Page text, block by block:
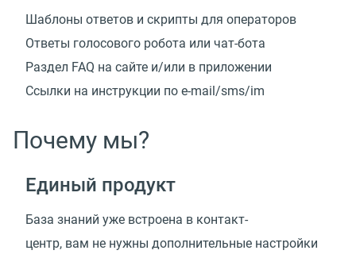
Шаблоны ответов и скрипты для операторов
Ответы голосового робота или чат-бота
Раздел FAQ на сайте и/или в приложении
Ссылки на инструкции по e-mail/sms/im
Почему мы?
Единый продукт
База знаний уже встроена в контакт-
центр, вам не нужны дополнительные настройки